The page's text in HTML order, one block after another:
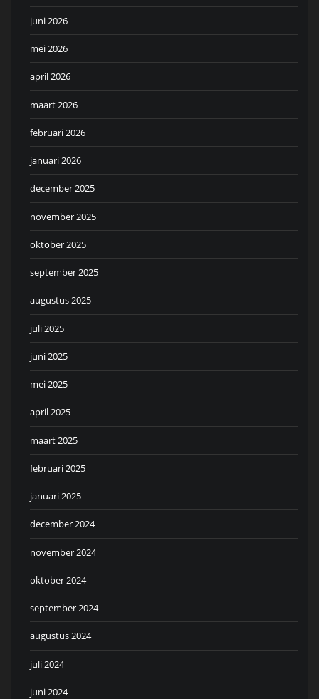
juni 2026
mei 2026
april 2026
maart 2026
februari 2026
januari 2026
december 2025
november 2025
oktober 2025
september 2025
augustus 2025
juli 2025
juni 2025
mei 2025
april 2025
maart 2025
februari 2025
januari 2025
december 2024
november 2024
oktober 2024
september 2024
augustus 2024
juli 2024
juni 2024